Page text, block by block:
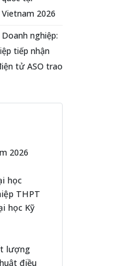
2026
nghiệp:
tiếp nhận
tử ASO trao
2026
học
THPT
học Kỹ
lượng
điều